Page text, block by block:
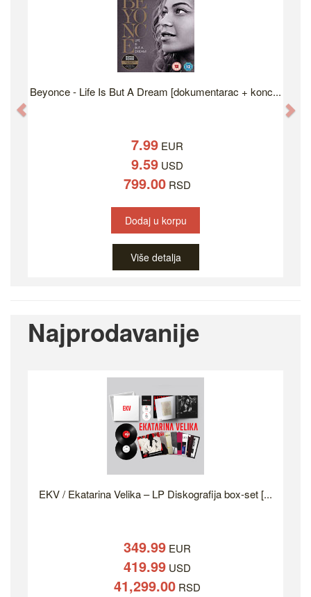
Beyonce - Life Is But A Dream [dokumentarac + konc...
7.99 EUR
9.59 USD
799.00 RSD
Dodaj u korpu
Više detalja
Najprodavanije
EKV / Ekatarina Velika – LP Diskografija box-set [...
349.99 EUR
419.99 USD
41,299.00 RSD